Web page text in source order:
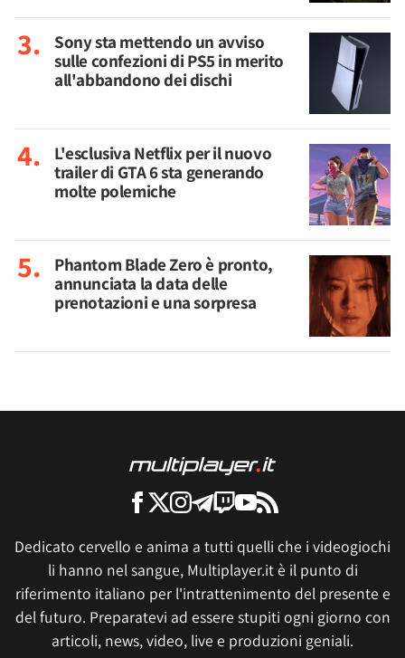
Sony sta mettendo un avviso
sulle confezioni di PS5 in merito
all'abbandono dei dischi
L'esclusiva Netflix per il nuovo
trailer di GTA 6 sta generando
molte polemiche
Phantom Blade Zero è pronto,
annunciata la data delle
prenotazioni e una sorpresa
Dedicato cervello e anima a tutti quelli che i videogiochi
li hanno nel sangue, Multiplayer.it è il punto di
riferimento italiano per l'intrattenimento del presente e
del futuro. Preparatevi ad essere stupiti ogni giorno con
articoli, news, video, live e produzioni geniali.